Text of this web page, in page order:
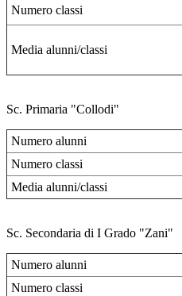
Numero classi
Media alunni/classi
Sc. Primaria "Collodi"
Numero alunni
Numero classi
Media alunni/classi
Sc. Secondaria di I Grado "Zani"
Numero alunni
Numero classi